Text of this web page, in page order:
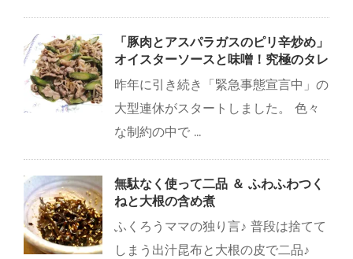
「豚肉とアスパラガスのピリ辛炒め」
オイスターソースと味噌！究極のタレ
昨年に引き続き「緊急事態宣言中」の
大型連休がスタートしました。 色々
な制約の中で ...
無駄なく使って二品 ＆ ふわふわつく
ねと大根の含め煮
ふくろうママの独り言♪ 普段は捨てて
しまう出汁昆布と大根の皮で二品♪